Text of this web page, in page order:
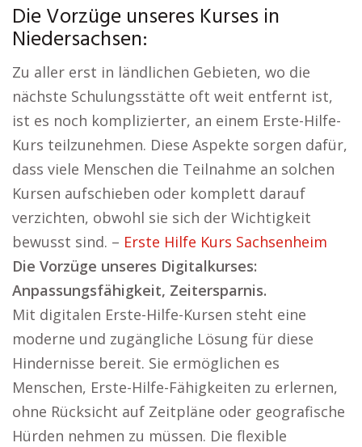
Die Vorzüge unseres Kurses in
Niedersachsen:
Zu aller erst in ländlichen Gebieten, wo die
nächste Schulungsstätte oft weit entfernt ist,
ist es noch komplizierter, an einem Erste-Hilfe-
Kurs teilzunehmen. Diese Aspekte sorgen dafür,
dass viele Menschen die Teilnahme an solchen
Kursen aufschieben oder komplett darauf
verzichten, obwohl sie sich der Wichtigkeit
bewusst sind. – Erste Hilfe Kurs Sachsenheim
Die Vorzüge unseres Digitalkurses:
Anpassungsfähigkeit, Zeitersparnis.
Mit digitalen Erste-Hilfe-Kursen steht eine
moderne und zugängliche Lösung für diese
Hindernisse bereit. Sie ermöglichen es
Menschen, Erste-Hilfe-Fähigkeiten zu erlernen,
ohne Rücksicht auf Zeitpläne oder geografische
Hürden nehmen zu müssen. Die flexible